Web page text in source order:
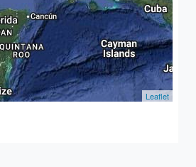
Leaflet